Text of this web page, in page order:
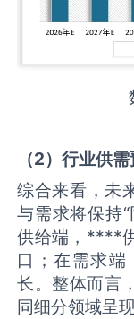
（2）行业供需
综合来看，未
与需求将保持
供给端，****
口；在需求
长。整体而言
同细分领域呈